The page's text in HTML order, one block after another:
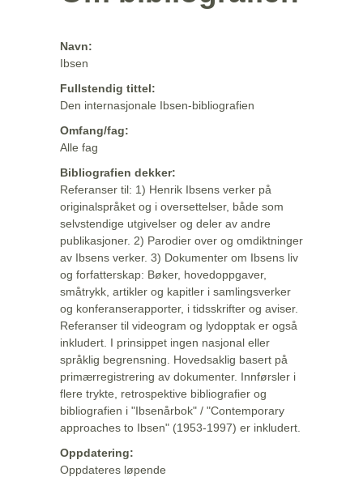
Navn:
Ibsen
Fullstendig tittel:
Den internasjonale Ibsen-bibliografien
Omfang/fag:
Alle fag
Bibliografien dekker:
Referanser til: 1) Henrik Ibsens verker på
originalspråket og i oversettelser, både som
selvstendige utgivelser og deler av andre
publikasjoner. 2) Parodier over og omdiktninger
av Ibsens verker. 3) Dokumenter om Ibsens liv
og forfatterskap: Bøker, hovedoppgaver,
småtrykk, artikler og kapitler i samlingsverker
og konferanserapporter, i tidsskrifter og aviser.
Referanser til videogram og lydopptak er også
inkludert. I prinsippet ingen nasjonal eller
språklig begrensning. Hovedsaklig basert på
primærregistrering av dokumenter. Innførsler i
flere trykte, retrospektive bibliografier og
bibliografien i "Ibsenårbok" / "Contemporary
approaches to Ibsen" (1953-1997) er inkludert.
Oppdatering:
Oppdateres løpende